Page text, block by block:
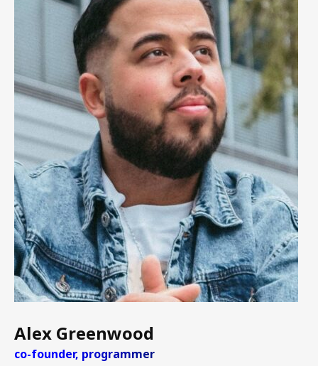
Alex Greenwood
co-founder, programmer